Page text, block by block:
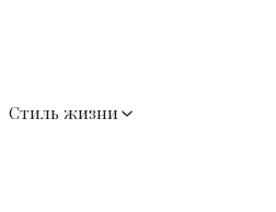
Стиль жизни